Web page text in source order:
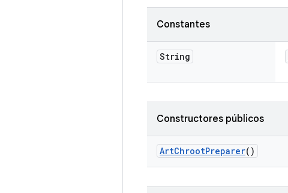
Constantes
String
Constructores públicos
ArtChrootPreparer()